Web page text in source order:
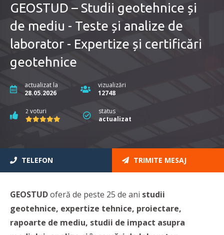
GEOSTUD – Studii geotehnice și
de mediu - Teste și analize de
laborator - Expertize și certificări
geotehnice
actualizat la
28.05.2026
vizualizări
12748
2 voturi
status
actualizat
TELEFON TRIMITE MESAJ
GEOSTUDoferă de peste 25 de ani studii
geotehnice, expertize tehnice, proiectare,
rapoarte de mediu, studii de impact asupra